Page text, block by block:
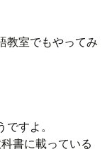
教室でもやってみ
すよ。
書に載っている